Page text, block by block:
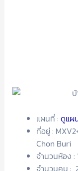
แผนที่ : ดูแผ
ที่อยู่ :
Chon Buri
จำนวนห้อง :
จำนวนคน :